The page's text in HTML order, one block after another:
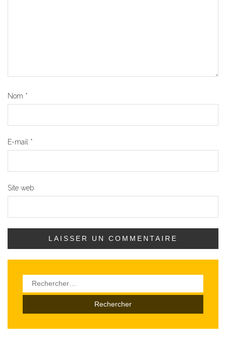
Nom *
E-mail *
Site web
Rechercher :